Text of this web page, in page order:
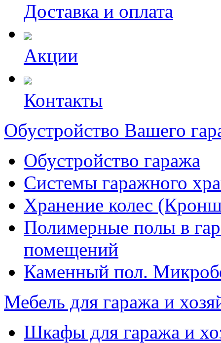
Доставка и оплата
Акции
Контакты
Обустройство Вашего
Обустройство гаража
Системы гаражного
Хранение колес
Полимерные полы в
помещений
Каменный пол.
Мебель для гаража и
Шкафы для гаража и